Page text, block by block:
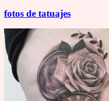
fotos de tatuajes